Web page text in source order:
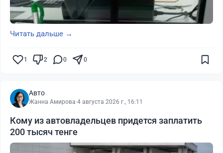
Читать дальше →
1 2 0 0
Авто
Жанна Амирова·4 августа 2026 г., 16:11
Кому из автовладельцев придется заплатить
200 тысяч тенге